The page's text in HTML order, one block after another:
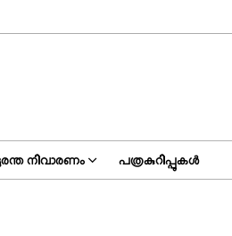
നിവാരണം പത്രകുറിപ്പുകൾ